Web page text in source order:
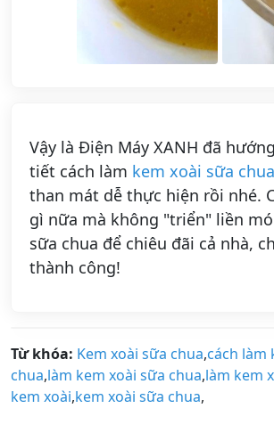
Vậy là Điện Máy XANH đã
tiết cách làm kem xoài sữa chua
than mát dễ thực hiện rồi nhé.
gì nữa mà không "triển" liền
sữa chua để chiêu đãi cả nhà,
thành công!
Từ khóa: Kem xoài sữa chua,cách làm
chua,làm kem xoài sữa chua,làm kem
kem xoài,kem xoài sữa chua,